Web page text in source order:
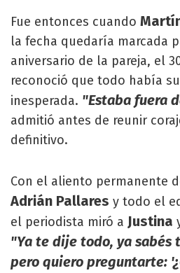
Fue entonces cuando
la fecha quedaría marcada
aniversario de la pareja, el
reconoció que todo había
inesperada. "Estaba fuera
admitió antes de reunir
definitivo.
Con el aliento permanente
Adrián Pallares y todo el
el periodista miró a Justina
"Ya te dije todo, ya sabés
pero quiero preguntarte: